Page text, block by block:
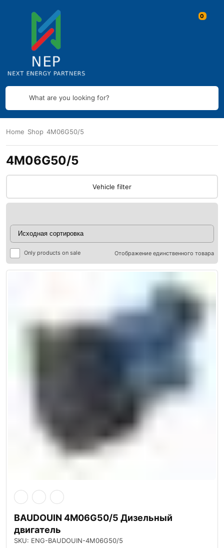
What are you looking for?
Home Shop 4M06G50/5
4M06G50/5
Vehicle filter
Only products on sale Отображение единственного товара
BAUDOUIN 4M06G50/5 Дизельный
двигатель
SKU: ENG-BAUDOUIN-4M06G50/5